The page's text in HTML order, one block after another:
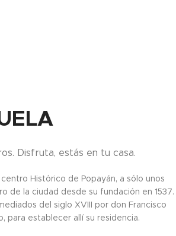
Disfruta, estás en tu casa.
Histórico de Popayán, a sólo unos
de la ciudad desde su fundación en 1537.
del siglo XVIII por don Francisco
para establecer allí su residencia.